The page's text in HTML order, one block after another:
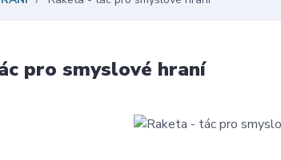
pro smyslové hraní